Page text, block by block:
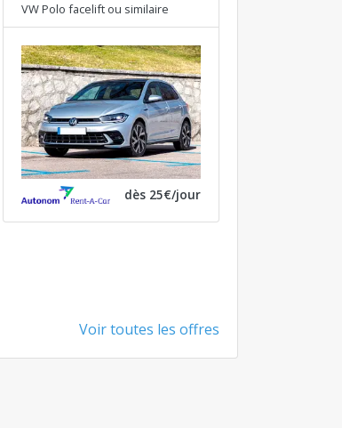
VW Polo facelift ou similaire
dès 25€/jour
Voir toutes les offres